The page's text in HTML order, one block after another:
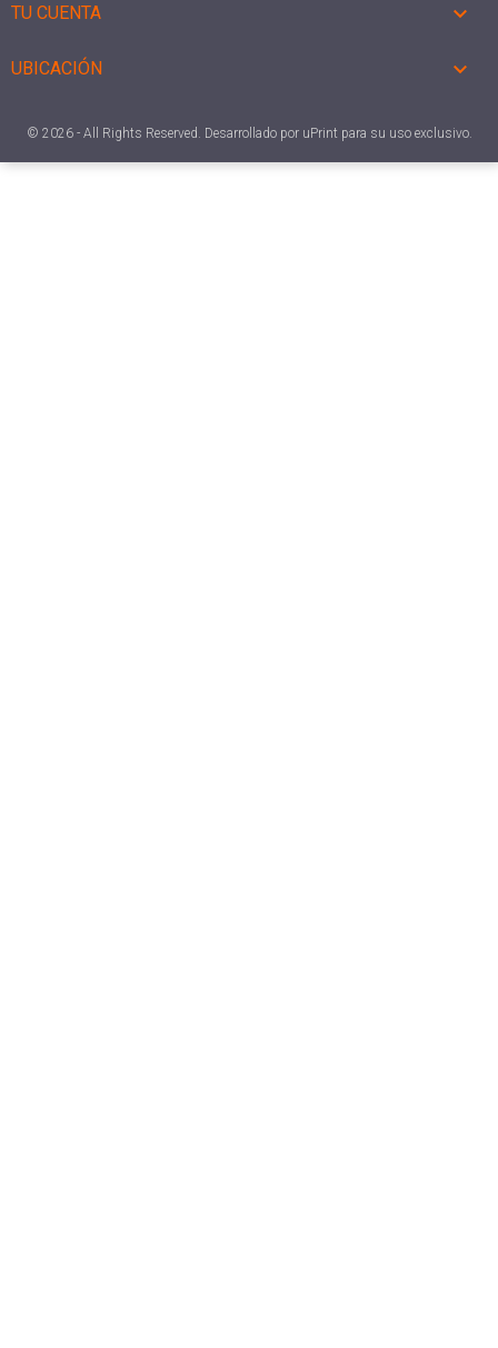
TU CUENTA 
UBICACIÓN 
© 2026 - All Rights Reserved. Desarrollado por uPrint para su uso exclusivo.